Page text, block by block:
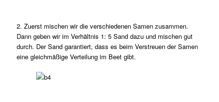
2. Zuerst mischen wir die verschiedenen Samen zusammen.
Dann geben wir im Verhältnis 1: 5 Sand dazu und mischen gut
durch. Der Sand garantiert, dass es beim Verstreuen der Samen
eine gleichmäßige Verteilung im Beet gibt.